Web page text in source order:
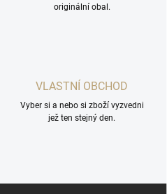
originální obal.
VLASTNÍ OBCHOD
Vyber si a nebo si zboží vyzvedni
jež ten stejný den.